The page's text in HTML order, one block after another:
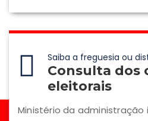
Saiba a freguesia ou
Consulta dos
eleitorais
Ministério da administração